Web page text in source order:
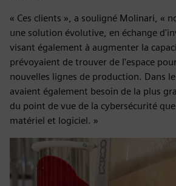
« Ces clients », a souligné Molinari, «
une solution évolutive, en échange
visant également à augmenter la
prévoyaient de trouver de l'espace
nouvelles lignes de production. Dans
avaient également besoin de la plus
du point de vue de la cybersécurité
matériel et logiciel. »